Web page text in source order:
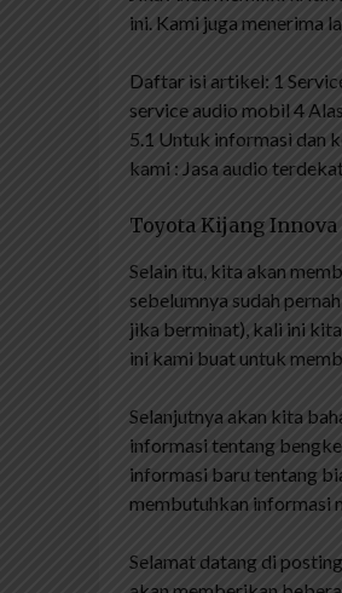
ini. Kami juga menerima
Daftar isi artikel: 1
service audio mobil 4
5.1 Untuk informasi dan
kami : Jasa audio
Toyota Kijang
Selain itu, kita akan
sebelumnya sudah
jika berminat), kali ini
ini kami buat untuk
Selanjutnya akan kita
informasi tentang
informasi baru tentang
membutuhkan informasi
Selamat datang di